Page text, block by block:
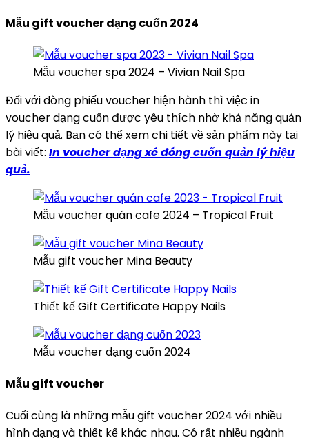
Mẫu gift voucher dạng cuốn 2024
Mẫu voucher spa 2024 – Vivian Nail Spa
Đối với dòng phiếu voucher hiện hành thì việc in
voucher dạng cuốn được yêu thích nhờ khả năng quản
lý hiệu quả. Bạn có thể xem chi tiết về sản phẩm này tại
bài viết: In voucher dạng xé đóng cuốn quản lý hiệu
quả.
Mẫu voucher quán cafe 2024 – Tropical Fruit
Mẫu gift voucher Mina Beauty
Thiết kế Gift Certificate Happy Nails
Mẫu voucher dạng cuốn 2024
Mẫu gift voucher
Cuối cùng là những mẫu gift voucher 2024 với nhiều
hình dạng và thiết kế khác nhau. Có rất nhiều ngành